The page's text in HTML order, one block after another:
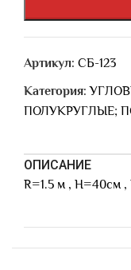
Артикул: СБ-123
Категория:
ПОЛУКРУГЛЫЕ;
ОПИСАНИЕ
R=1.5 м , Н=40см ,